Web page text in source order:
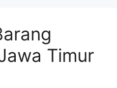
Timur